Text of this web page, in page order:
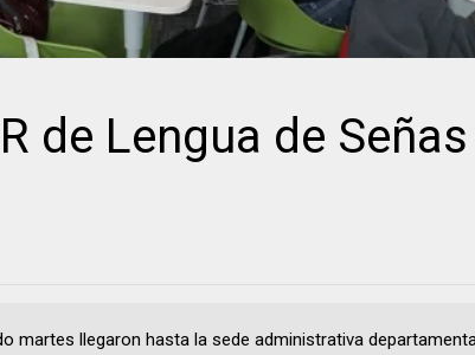
de Lengua de
martes llegaron hasta la sede administrativa